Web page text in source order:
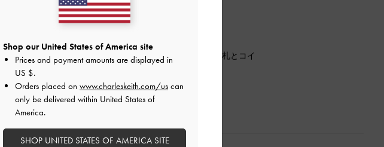
ニットの編み込み風デザインが人気のウォレットです♡
手元に収まるコンパクトサイズで、10枚のカード入れに、お札とコイ
ンスペースがあります。
2026-01-20 にアップロード
Shop our United States of America site
Prices and payment amounts are displayed in
US $.
Orders placed on www.charleskeith.com/us can
only be delivered within United States of
America.
SHOP UNITED STATES OF AMERICA SITE